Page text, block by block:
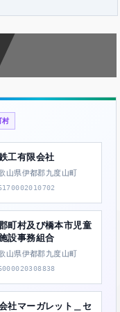
村
工有限会社
山県伊都郡九度山町
町村及び橋本市児童
設事務組合
山県伊都郡九度山町
社マーガレット＿セ